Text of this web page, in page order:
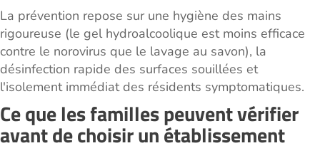
La prévention repose sur une hygiène des mains
rigoureuse (le gel hydroalcoolique est moins efficace
contre le norovirus que le lavage au savon), la
désinfection rapide des surfaces souillées et
l'isolement immédiat des résidents symptomatiques.
Ce que les familles peuvent vérifier
avant de choisir un établissement